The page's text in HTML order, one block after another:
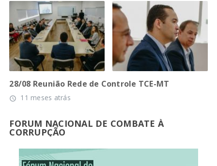
28/08 Reunião Rede de Controle TCE-MT
access_time 11 meses atrás
FORUM NACIONAL DE COMBATE À
CORRUPÇÃO